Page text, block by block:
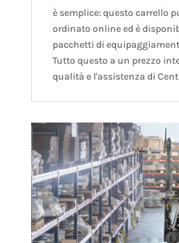
è semplice: questo carrello
ordinato online ed è
pacchetti di
Tutto questo a un prezzo
qualità e l'assistenza di